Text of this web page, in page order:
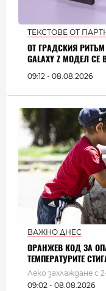
ТЕКСТОВЕ ОТ
ОТ ГРАДСКИЯ
GALAXY Z МОДЕЛ
09:12 - 08.08.2026
ВАЖНО ДНЕС
ОРАНЖЕВ КОД ЗА
ТЕМПЕРАТУРИТЕ
Леко захлаждане с
09:02 - 08.08.2026